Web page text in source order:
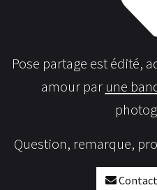
Pose partage est édité,
amour par une
Question, remarque,